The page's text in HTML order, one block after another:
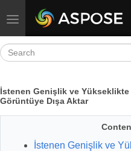
Toggle navigation
İstenen Genişlik ve Yükseklikte
Görüntüye Dışa Aktar
İstenen Genişlik ve